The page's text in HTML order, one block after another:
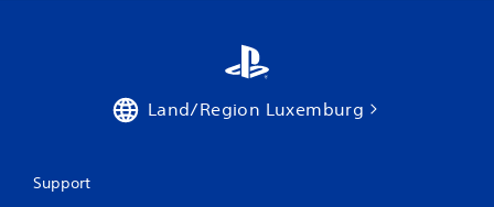
Land/Region Luxemburg
Support